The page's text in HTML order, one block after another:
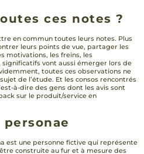
ces notes ?
en commun toutes leurs notes. Plus
leurs points de vue, partager les
motivations, les freins, les
vont aussi émerger lors de
toutes ces observations ne
de l’étude. Et les consos rencontrés
à-dire des gens dont les avis sont
sur le produit/service en
personae
est une personne fictive qui représente
construite au fur et à mesure des